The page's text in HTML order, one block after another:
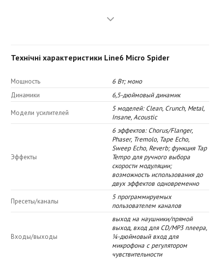
Вам на помощь, где бы ни посетило Вас вдохновение.
Технічні характеристики Line6 Micro Spider
Мощность
6 Вт; моно
Динамики
6,5-дюймовый динамик
Модели усилителей
5 моделей: Clean, Crunch, Metal,
Insane, Acoustic
Эффекты
6 эффектов: Chorus/Flanger,
Phaser, Tremolo, Tape Echo,
Sweep Echo, Reverb; функция Tap
Tempo для ручного выбора
скорости модуляции;
возможность использования до
двух эффектов одновременно
Пресеты/каналы
5 программируемых
пользователем каналов
Входы/выходы
выход на наушники/прямой
выход, вход для CD/MP3 плеера,
¼-дюймовый вход для
микрофона с регулятором
чувствительности